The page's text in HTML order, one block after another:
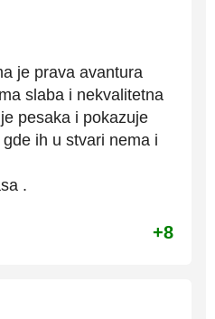
je prava avantura
slaba i nekvalitetna
pesaka i pokazuje
ih u stvari nema i
.
+8